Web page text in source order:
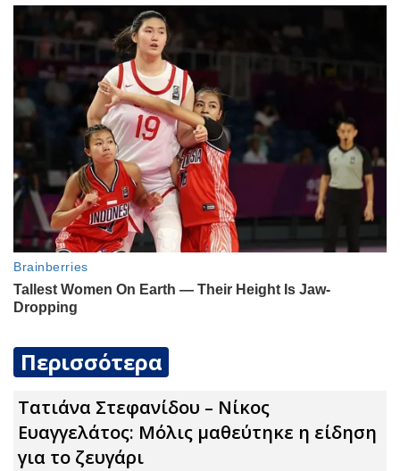
Περισσότερα
Τατιάνα Στεφανίδου – Νίκος
Ευαγγελάτος: Μόλις μαθεύτηκε η είδηση
για το ζευγάρι